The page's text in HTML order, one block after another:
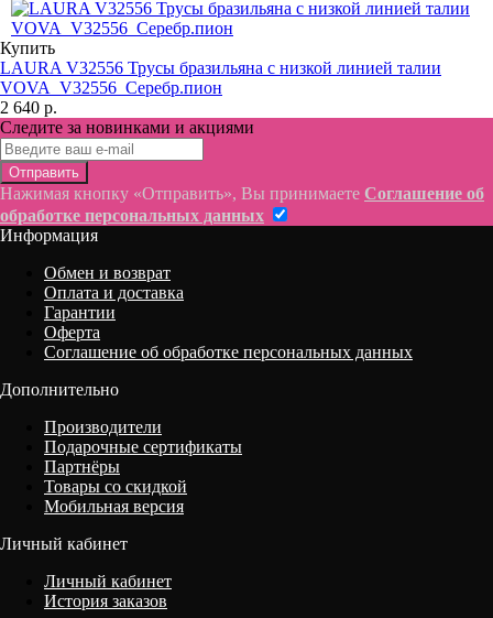
Купить
LAURA V32556 Трусы бразильяна с низкой линией талии
VOVA_V32556_Серебр.пион
2 640 р.
Следите за новинками и акциями
Отправить
Нажимая кнопку «Отправить», Вы принимаете Соглашение об
обработке персональных данных
Информация
Обмен и возврат
Оплата и доставка
Гарантии
Оферта
Соглашение об обработке персональных данных
Дополнительно
Производители
Подарочные сертификаты
Партнёры
Товары со скидкой
Мобильная версия
Личный кабинет
Личный кабинет
История заказов